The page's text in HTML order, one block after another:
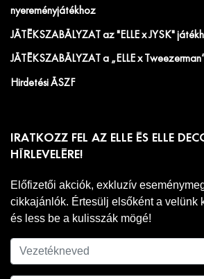
nyereményjátékhoz
JÁTÉKSZABÁLYZAT az "ELLE x JYSK"
JÁTÉKSZABÁLYZAT a „ELLE x
Hirdetési ÁSZF
IRATKOZZ FEL AZ ELLE ÉS ELLE
HÍRLEVELÉRE!
Előfizetői akciók, exkluzív
cikkajánlók. Értesülj elsőként a velünk
és less be a kulisszák mögé!